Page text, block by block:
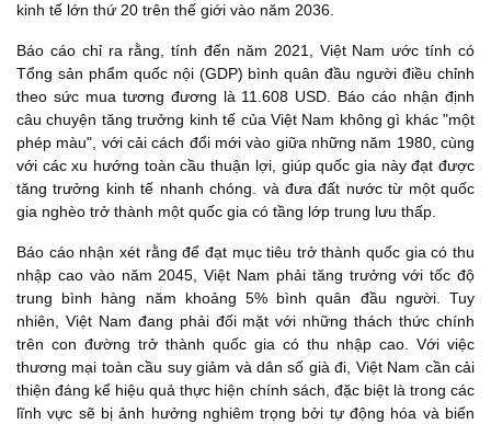
kinh tế lớn thứ 20 trên thế giới vào năm 2036.
Báo cáo chỉ ra rằng, tính đến năm 2021, Việt Nam ước tính có
Tổng sản phẩm quốc nội (GDP) bình quân đầu người điều chỉnh
theo sức mua tương đương là 11.608 USD. Báo cáo nhận định
câu chuyện tăng trưởng kinh tế của Việt Nam không gì khác "một
phép màu", với cải cách đổi mới vào giữa những năm 1980, cùng
với các xu hướng toàn cầu thuận lợi, giúp quốc gia này đạt được
tăng trưởng kinh tế nhanh chóng. và đưa đất nước từ một quốc
gia nghèo trở thành một quốc gia có tầng lớp trung lưu thấp.
Báo cáo nhận xét rằng để đạt mục tiêu trở thành quốc gia có thu
nhập cao vào năm 2045, Việt Nam phải tăng trưởng với tốc độ
trung bình hàng năm khoảng 5% bình quân đầu người. Tuy
nhiên, Việt Nam đang phải đối mặt với những thách thức chính
trên con đường trở thành quốc gia có thu nhập cao. Với việc
thương mại toàn cầu suy giảm và dân số già đi, Việt Nam cần cải
thiện đáng kể hiệu quả thực hiện chính sách, đặc biệt là trong các
lĩnh vực sẽ bị ảnh hưởng nghiêm trọng bởi tự động hóa và biến